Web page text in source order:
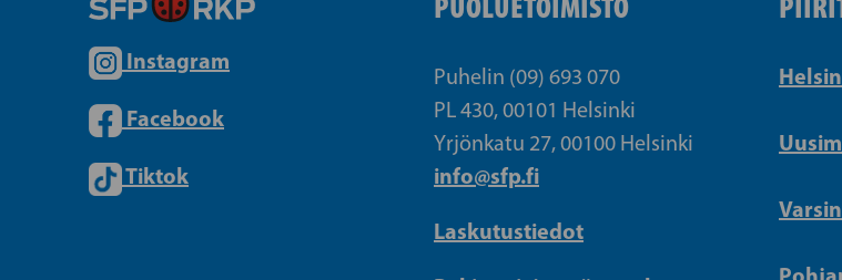
Instagram
Facebook
Tiktok
Puhelin (09) 693 070
PL 430, 00101 Helsinki
Yrjönkatu 27, 00100 Helsinki
info@sfp.fi
Laskutustiedot